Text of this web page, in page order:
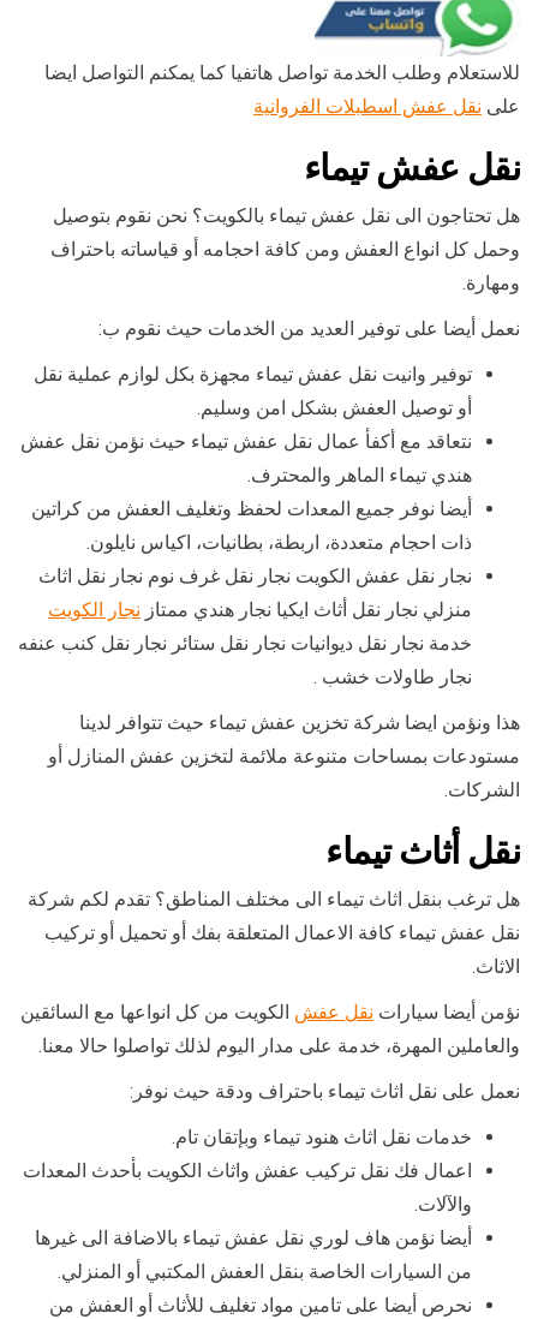
للاستعلام وطلب الخدمة تواصل هاتفيا كما يمكنم التواصل ايضا
على نقل عفش اسطبلات الفروانية
نقل عفش تيماء
هل تحتاجون الى نقل عفش تيماء بالكويت؟ نحن نقوم بتوصيل
وحمل كل انواع العفش ومن كافة احجامه أو قياساته باحتراف
ومهارة.
نعمل أيضا على توفير العديد من الخدمات حيث نقوم ب:
توفير وانيت نقل عفش تيماء مجهزة بكل لوازم عملية نقل
أو توصيل العفش بشكل امن وسليم.
نتعاقد مع أكفأ عمال نقل عفش تيماء حيث نؤمن نقل عفش
هندي تيماء الماهر والمحترف.
أيضا نوفر جميع المعدات لحفظ وتغليف العفش من كراتين
ذات احجام متعددة، اربطة، بطانيات، اكياس نايلون.
نجار نقل عفش الكويت نجار نقل غرف نوم نجار نقل اثاث
منزلي نجار نقل أثاث ايكيا نجار هندي ممتاز نجار الكويت
خدمة نجار نقل ديوانيات نجار نقل ستائر نجار نقل كنب عنفه
نجار طاولات خشب .
هذا ونؤمن ايضا شركة تخزين عفش تيماء حيث تتوافر لدينا
مستودعات بمساحات متنوعة ملائمة لتخزين عفش المنازل أو
الشركات.
نقل أثاث تيماء
هل ترغب بنقل اثاث تيماء الى مختلف المناطق؟ تقدم لكم شركة
نقل عفش تيماء كافة الاعمال المتعلقة بفك أو تحميل أو تركيب
الاثاث.
نؤمن أيضا سيارات نقل عفش الكويت من كل انواعها مع السائقين
والعاملين المهرة، خدمة على مدار اليوم لذلك تواصلوا حالا معنا.
نعمل على نقل اثاث تيماء باحتراف ودقة حيث نوفر:
خدمات نقل اثاث هنود تيماء وبإتقان تام.
اعمال فك نقل تركيب عفش واثاث الكويت بأحدث المعدات
والآلات.
أيضا نؤمن هاف لوري نقل عفش تيماء بالاضافة الى غيرها
من السيارات الخاصة بنقل العفش المكتبي أو المنزلي.
نحرص أيضا على تامين مواد تغليف للأثاث أو العفش من